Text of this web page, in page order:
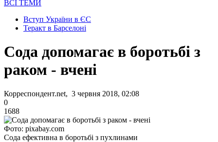
ВСІ ТЕМИ
Вступ України в ЄС
Теракт в Барселоні
Сода допомагає в боротьбі з
раком - вчені
Корреспондент.net, 3 червня 2018, 02:08
0
1688
Фото: pixabay.com
Сода ефективна в боротьбі з пухлинами